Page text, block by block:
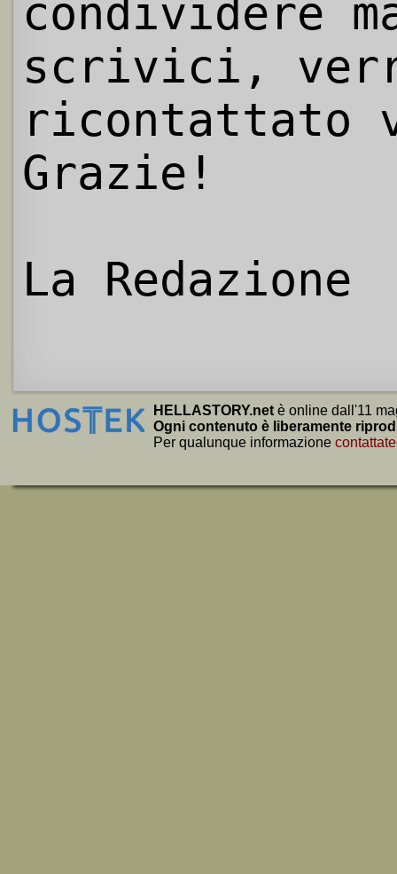
condividere
scrivici,
ricontattato
Grazie!
La Redazione
HELLASTORY.net è online dall'11
Ogni contenuto è liberamente
Per qualunque informazione